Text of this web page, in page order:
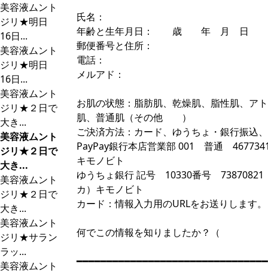
美容液ムント
ジリ★明日
16日...
美容液ムント
ジリ★明日
16日...
美容液ムント
ジリ★２日で
大き...
美容液ムント
ジリ★２日で
大き...
美容液ムント
ジリ★２日で
大き...
美容液ムント
ジリ★サラン
ラッ...
美容液ムント
氏名：
年齢と生年月日： 歳 年 月 日
郵便番号と住所：
電話：
メルアド：
お肌の状態：脂肪肌、乾燥肌、脂性肌、ア
肌、普通肌（その他 ）
ご決済方法：カード、ゆうちょ・銀行振込、
PayPay銀行本店営業部 001 普通
キモノビト
ゆうちょ銀行 記号 10330番号
カ）キモノビト
カード：情報入力用のURLをお送りします。
何でこの情報を知りましたか